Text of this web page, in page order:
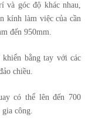
và góc độ khác nhau,
kính làm việc của cần
đến 950mm.
bằng tay với các
chiều.
có thể lên đến 700
công.